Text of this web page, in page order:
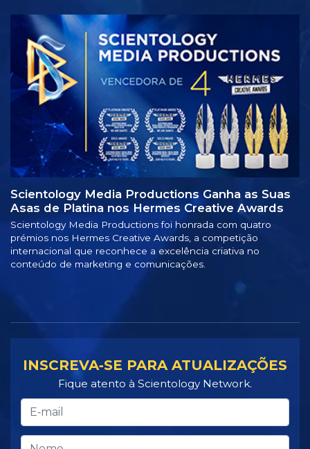
Scientology Media Productions Ganha as Suas
Asas de Platina nos Hermes Creative Awards
Scientology Media Productions foi honrada com quatro
prémios nos Hermes Creative Awards, a competição
internacional que reconhece a excelência criativa no
conteúdo de marketing e comunicações.
INSCREVA‑SE PARA ATUALIZAÇÕES
Fique atento à Scientology Network.